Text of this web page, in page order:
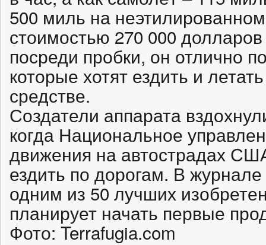
500 миль на
стоимостью 270 000
посреди пробки, он отлично
которые хотят ездить и
средстве.
Создатели аппарата
когда Национальное
движения на автострадах
ездить по дорогам. В
одним из 50 лучших
планирует начать первые
Фото: Terrafugia.com